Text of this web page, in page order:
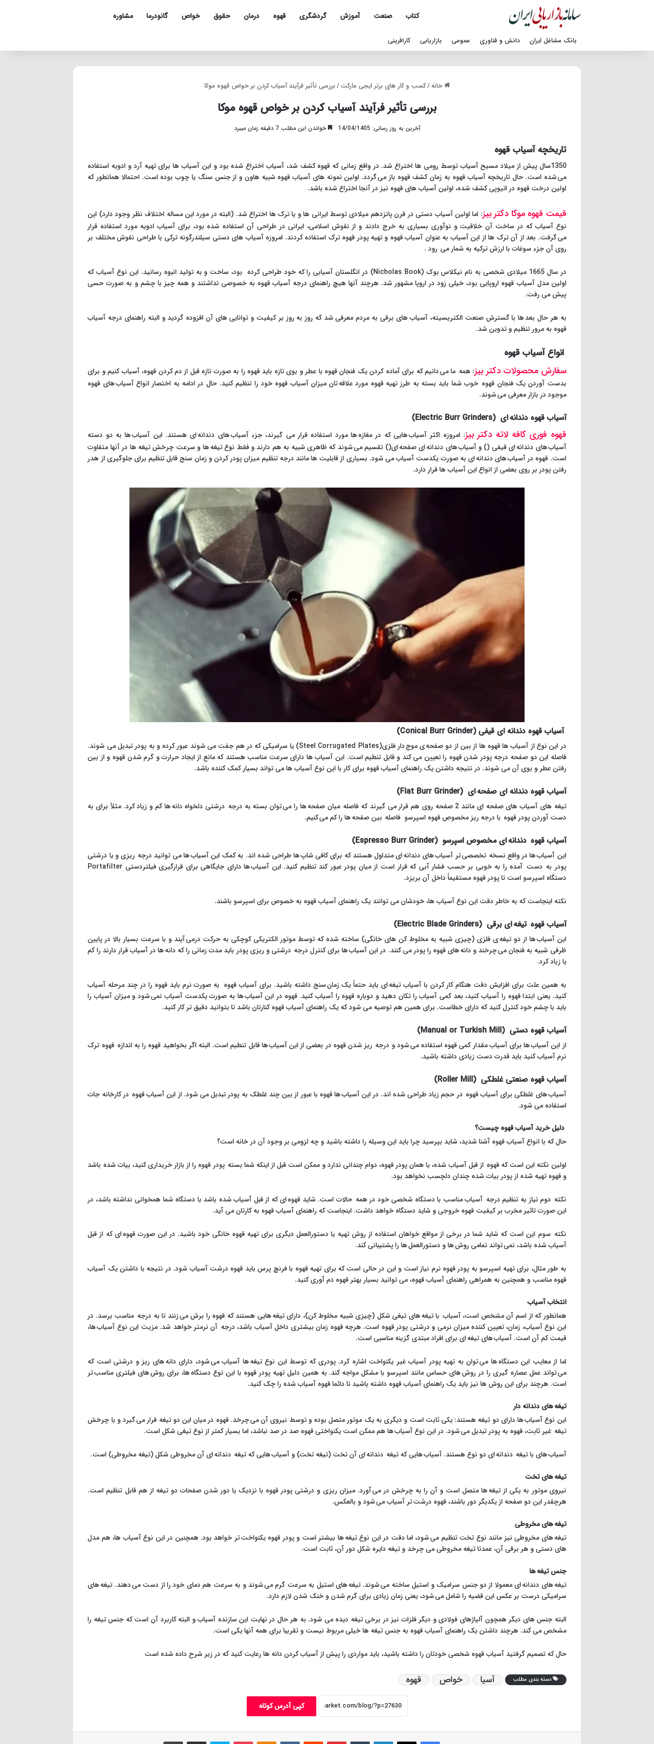
کتاب صنعت آموزش گردشگری قهوه درمان حقوق خواص گانودرما مشاوره
بانک مشاغل ایران دانش و فناوری عمومی بازاریابی کارافرینی
خانه /کسب و کار های برتر ایجی مارکت /بررسی تأثیر فرآیند آسیاب کردن بر خواص قهوه موکا
بررسی تأثیر فرآیند آسیاب کردن بر خواص قهوه موکا
آخرین به روز رسانی: 14/04/1405 خواندن این مطلب 7 دقیقه زمان میبرد
تاریخچه آسیاب قهوه
1350سال پیش از میلاد مسیح آسیاب توسط رومی ها اختراع شد. در واقع زمانی که قهوه کشف شد، آسیاب اختراع شده بود و این آسیاب ها برای تهیه آرد و ادویه استفاده
می شده است. حال تاریخچه آسیاب قهوه به زمان کشف قهوه باز می گردد. اولین نمونه های آسیاب قهوه شبیه هاون و از جنس سنگ یا چوب بوده است. احتمالا همانطور که
اولین درخت قهوه در اتیوپی کشف شده، اولین آسیاب های قهوه نیز در آنجا اختراع شده باشد.
قیمت قهوه موکا دکتر بیز: اما اولین آسیاب دستی در قرن پانزدهم میلادی توسط ایرانی ها و یا ترک ها اختراع شد. (البته در مورد این مساله اختلاف نظر وجود دارد) این
نوع آسیاب که در ساخت آن خلاقیت و نوآوری بسیاری به خرج دادند و از نقوش اسلامی، ایرانی در طراحی آن استفاده شده بود، برای آسیاب ادویه مورد استفاده قرار
می گرفت. بعد از آن ترک ها از این آسیاب به عنوان آسیاب قهوه و تهیه پودر قهوه ترک استفاده کردند. امروزه آسیاب های دستی سیلندرگونه ترکی با طراحی نقوش مختلف بر
روی آن جزء سوغات با ارزش ترکیه به شمار می رود .
در سال 1665 میلادی شخصی به نام نیکلاس بوک (Nicholas Book) در انگلستان آسیابی را که خود طراحی کرده بود، ساخت و به تولید انبوه رسانید. این نوع آسیاب که
اولین مدل آسیاب قهوه اروپایی بود، خیلی زود در اروپا مشهور شد. هرچند آنها هیچ راهنمای درجه آسیاب قهوه به خصوصی نداشتند و همه چیز با چشم و به صورت حسی
پیش می رفت.
به هر حال بعد ها با گسترش صنعت الکتریسیته، آسیاب های برقی به مردم معرفی شد که روز به روز بر کیفیت و توانایی های آن افزوده گردید و البته راهنمای درجه آسیاب
قهوه به مرور تنظیم و تدوین شد.
انواع آسیاب قهوه
سفارش محصولات دکتر بیز: همه ما می دانیم که برای آماده کردن یک فنجان قهوه با عطر و بوی تازه باید قهوه را به صورت تازه قبل از دم کردن قهوه، آسیاب کنیم و برای
بدست آوردن یک فنجان قهوه خوب شما باید بسته به طرز تهیه قهوه مورد علاقه تان میزان آسیاب قهوه خود را تنظیم کنید. حال در ادامه به اختصار انواع آسیاب های قهوه
موجود در بازار معرفی می شوند.
آسیاب قهوه دندانه ای (Electric Burr Grinders)
قهوه فوری کافه لاته دکتر بیز: امروزه اکثر آسیاب هایی که در مغازه ها مورد استفاده قرار می گیرند، جزء آسیاب های دندانه ای هستند. این آسیاب ها به دو دسته
آسیاب های دندانه ای قیفی () و آسیاب های دندانه ای صفحه ای() تقسیم می شوند که ظاهری شبیه به هم دارند و فقط نوع تیغه ها و سرعت چرخش تیغه ها در آنها متفاوت
است. قهوه در آسیاب های دندانه ای به صورت یکدست آسیاب می شود. بسیاری از قابلیت ها مانند درجه تنظیم میزان پودر کردن و زمان سنج قابل تنظیم برای جلوگیری از هدر
رفتن پودر بر روی بعضی از انواع این آسیاب ها قرار دارد.
آسیاب قهوه دندانه ای قیفی (Conical Burr Grinder)
در این نوع از آسیاب ها قهوه ها از بین از دو صفحه ی موج دار فلزی(Steel Corrugated Plates) یا سرامیکی که در هم جفت می شوند عبور کرده و به پودر تبدیل می شوند.
فاصله این دو صفحه درجه پودر شدن قهوه را تعیین می کند و قابل تنطیم است. این آسیاب ها دارای سرعت مناسب هستند که مانع از ایجاد حرارت و گرم شدن قهوه و از بین
رفتن عطر و بوی آن می شوند. در نتیجه داشتن یک راهنمای آسیاب قهوه برای کار با این نوع آسیاب ها می تواند بسیار کمک کننده باشد.
آسیاب قهوه دندانه ای صفحه ای (Flat Burr Grinder)
تیغه های آسیاب های صفحه ای مانند 2 صفحه روی هم قرار می گیرند که فاصله میان صفحه ها را می توان بسته به درجه درشتی دلخواه دانه ها کم و زیاد کرد. مثلاً برای به
دست آوردن پودر قهوه با درجه ریز مخصوص قهوه اسپرسو فاصله بین صفحه ها را کم می کنیم.
آسیاب قهوه دندانه ای مخصوص اسپرسو (Espresso Burr Grinder)
این آسیاب ها در واقع نسخه تخصصی تر آسیاب های دندانه ای متداول هستند که برای کافی شاپ ها طراحی شده اند. به کمک این آسیاب ها می توانید درجه ریزی و یا درشتی
پودر به دست آمده را به خوبی بر حسب فشار آبی که قرار است از میان پودر عبور کند تنظیم کنید. این آسیاب ها دارای جایگاهی برای قرارگیری فیلتردستی Portafilter
دستگاه اسپرسو است تا پودر قهوه مستقیماً داخل آن بریزد.
نکته اینجاست که به خاطر دقت این نوع آسیاب ها، خودشان می توانند یک راهنمای آسیاب قهوه به خصوص برای اسپرسو باشند.
آسیاب قهوه تیغه ای برقی (Electric Blade Grinders)
این آسیاب ها از دو تیغه ی فلزی (چیزی شبیه به مخلوط کن های خانگی) ساخته شده که توسط موتور الکتریکی کوچکی به حرکت درمی آیند و با سرعت بسیار بالا در پایین
ظرفی شبیه به فنجان می چرخند و دانه های قهوه را پودر می کنند. در این آسیاب ها برای کنترل درجه درشتی و ریزی پودر باید مدت زمانی را که دانه ها در آسیاب قرار دارند را کم
یا زیاد کرد.
به همین علت برای افزایش دقت هنگام کار کردن با آسیاب تیغه ای باید حتماً یک زمان سنج داشته باشید. برای آسیاب قهوه به صورت نرم باید قهوه را در چند مرحله آسیاب
کنید. یعنی ابتدا قهوه را آسیاب کنید، بعد کمی آسیاب را تکان دهید و دوباره قهوه را آسیاب کنید. قهوه در این آسیاب ها به صورت یکدست آسیاب نمی شود و میزان آسیاب را
باید با چشم خود کنترل کنید که دارای خطاست. برای همین هم توصیه می شود که یک راهنمای آسیاب قهوه کنارتان باشد تا بتوانید دقیق تر کار کنید.
آسیاب قهوه دستی (Manual or Turkish Mill)
از این آسیاب ها برای آسیاب مقدار کمی قهوه استفاده می شود و درجه ریز شدن قهوه در بعضی از این آسیاب ها قابل تنطیم است. البته اگر بخواهید قهوه را به اندازه قهوه ترک
نرم آسیاب کنید باید قدرت دست زیادی داشته باشید.
آسیاب قهوه صنعتی غلطکی (Roller Mill)
آسیاب های غلطکی برای آسیاب قهوه در حجم زیاد طراحی شده اند. در این آسیاب ها قهوه با عبور از بین چند غلطک به پودر تبدیل می شود. از این آسیاب قهوه در کارخانه جات
استفاده می شود.
دلیل خرید آسیاب قهوه چیست؟
حال که با انواع آسیاب قهوه آشنا شدید، شاید بپرسید چرا باید این وسیله را داشته باشید و چه لزومی بر وجود آن در خانه است؟
اولین نکته این است که قهوه از قبل آسیاب شده، یا همان پودر قهوه، دوام چندانی ندارد و ممکن است قبل از اینکه شما بسته پودر قهوه را از بازار خریداری کنید، بیات شده باشد
و قهوه تهیه شده از پودر بیات شده چندان دلچسب نخواهد بود.
نکته دوم نیاز به تنظیم درجه آسیاب مناسب با دستگاه شخصی خود در همه حالات است. شاید قهوه ای که از قبل آسیاب شده باشد با دستگاه شما همخوانی نداشته باشد، در
این صورت تاثیر مخرب بر کیفیت قهوه خروجی و شاید دستگاه خواهد داشت. اینجاست که راهنمای آسیاب قهوه به کارتان می آید.
نکته سوم این است که شاید شما در برخی از مواقع خواهان استفاده از روش تهیه یا دستورالعمل دیگری برای تهیه قهوه خانگی خود باشید. در این صورت قهوه ای که از قبل
آسیاب شده باشد، نمی تواند تمامی روش ها و دستورالعمل ها را پشتیبانی کند.
به طور مثال، برای تهیه اسپرسو به پودر قهوه نرم نیاز است و این در حالی است که برای تهیه قهوه با فرنچ پرس باید قهوه درشت آسیاب شود. در نتیجه با داشتن یک آسیاب
قهوه مناسب و همچنین به همراهی راهنمای آسیاب قهوه، می توانید بسیار بهتر قهوه دم آوری کنید.
انتخاب آسیاب
همانطور که از اسم آن مشخص است، آسیاب با تیغه های تیغی شکل (چیزی شبیه مخلوط کن)، دارای تیغه هایی هستند که قهوه را برش می زنند تا به درجه مناسب برسد. در
این نوع آسیاب، زمان، تعیین کننده میزان نرمی و درشتی پودر قهوه است. هرچه قهوه زمان بیشتری داخل آسیاب باشد، درجه آن نرمتر خواهد شد. مزیت این نوع آسیاب ها،
قیمت کم آن است. آسیاب های تیغه ای برای افراد مبتدی گزینه مناسبی است.
اما از معایب این دستگاه ها می توان به تهیه پودر آسیاب غیر یکنواخت اشاره کرد. پودری که توسط این نوع تیغه ها آسیاب می شود، دارای دانه های ریز و درشتی است که
می تواند عمل عصاره گیری را در روش های حساس مانند اسپرسو با مشکل مواجه کند. به همین دلیل تهیه پودر قهوه با این نوع دستگاه ها، برای روش های فیلتری مناسب تر
است. هرچند برای این روش ها نیز باید یک راهنمای آسیاب قهوه داشته باشید تا دائما قهوه آسیاب شده را چک کنید.
تیغه های دندانه دار
این نوع آسیاب ها دارای دو تیغه هستند: یکی ثابت است و دیگری به یک موتور متصل بوده و توسط نیروی آن می چرخد. قهوه در میان این دو تیغه قرار می گیرد و با چرخش
تیغه غیر ثابت، قهوه به پودر تبدیل می شود. در این نوع آسیاب ها هم ممکن است یکنواختی قهوه صد در صد نباشد، اما بسیار کمتر از نوع تیغی شکل است.
آسیاب های با تیغه دندانه ای دو نوع هستند. آسیاب هایی که تیغه دندانه ای آن تخت (تیغه تخت) و آسیاب هایی که تیغه دندانه ای آن مخروطی شکل (تیغه مخروطی) است.
تیغه های تخت
نیروی موتور به یکی از تیغه ها متصل است و آن را به چرخش در می آورد. میزان ریزی و درشتی پودر قهوه با نزدیک یا دور شدن صفحات دو تیغه از هم قابل تنظیم است.
هرچقدر این دو صفحه از یکدیگر دور باشند، قهوه درشت تر آسیاب می شود و بالعکس.
تیغه های مخروطی
تیغه های مخروطی نیز مانند نوع تخت تنظیم می شود، اما دقت در این نوع تیغه ها بیشتر است و پودر قهوه یکنواخت تر خواهد بود. همچنین در این نوع آسیاب ها، هم مدل
های دستی و هر برقی آن، عمدتا تیغه مخروطی می چرخد و تیغه دایره شکل دور آن، ثابت است.
جنس تیغه ها
تیغه های دندانه ای معمولا از دو جنس سرامیک و استیل ساخته می شوند. تیغه های استیل به سرعت گرم می شوند و به سرعت هم دمای خود را از دست می دهند. تیغه های
سرامیکی درست بر عکس این قضیه را شامل می شود، یعنی زمان زیادی برای گرم شدن و خنک شدن لازم دارد.
البته جنس های دیگر همچون آلیاژهای فولادی و دیگر فلزات نیز در برخی تیغه دیده می شود. به هر حال در نهایت این سازنده آسیاب و البته کاربرد آن است که جنس تیغه را
مشخص می کند. هرچند داشتن یک راهنمای آسیاب قهوه به جنس تیغه ها خیلی مربوط نیست و تقریبا برای همه آنها یکی است.
حال که تصمیم گرفتید آسیاب قهوه شخصی خودتان را داشته باشید، باید مواردی را پیش از آسیاب کردن دانه ها رعایت کنید که در زیر شرح داده شده است
دسته بندی مطلب آسیا خواص قهوه
کپی آدرس کوتاه
فیس بوک X لینکدین ‫تامبلر ‫پین‌ترست‫رددیت ‫VKontakte
‫Odnoklassniki
پاکت اسکایپ اشتراک گذاری از طریق ایمیل چاپ